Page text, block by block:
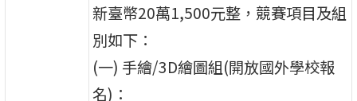
新臺幣20萬1,500元整，競賽項目及組
別如下：
(一) 手繪/3D繪圖組(開放國外學校報
名)：